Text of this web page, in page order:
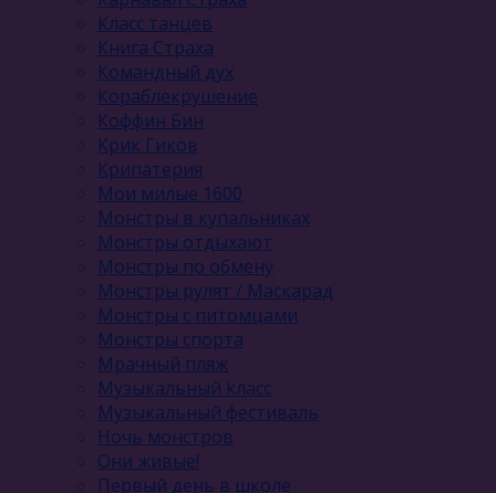
Класс танцев
Книга Страха
Командный дух
Кораблекрушение
Коффин Бин
Крик Гиков
Крипатерия
Мои милые 1600
Монстры в купальниках
Монстры отдыхают
Монстры по обмену
Монстры рулят / Маскарад
Монстры с питомцами
Монстры спорта
Мрачный пляж
Музыкальный kласс
Музыкальный фестиваль
Ночь монстров
Они живые!
Первый день в школе